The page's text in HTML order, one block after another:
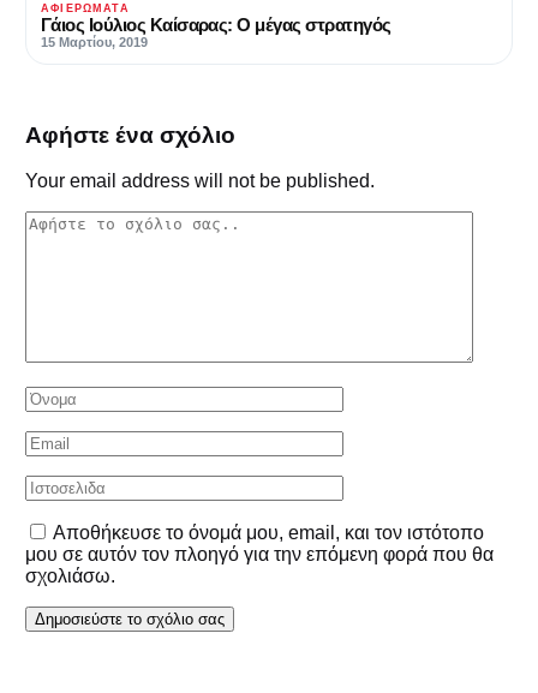
ΑΦΙΕΡΏΜΑΤΑ
Γάιος Ιούλιος Καίσαρας: Ο μέγας στρατηγός
15 Μαρτίου, 2019
Αφήστε ένα σχόλιο
Your email address will not be published.
Αποθήκευσε το όνομά μου, email, και τον ιστότοπο
μου σε αυτόν τον πλοηγό για την επόμενη φορά που θα
σχολιάσω.